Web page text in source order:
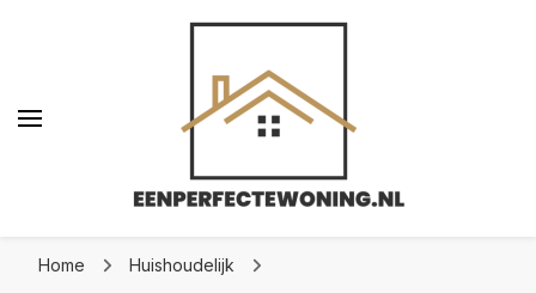
Home
Huishoudelijk